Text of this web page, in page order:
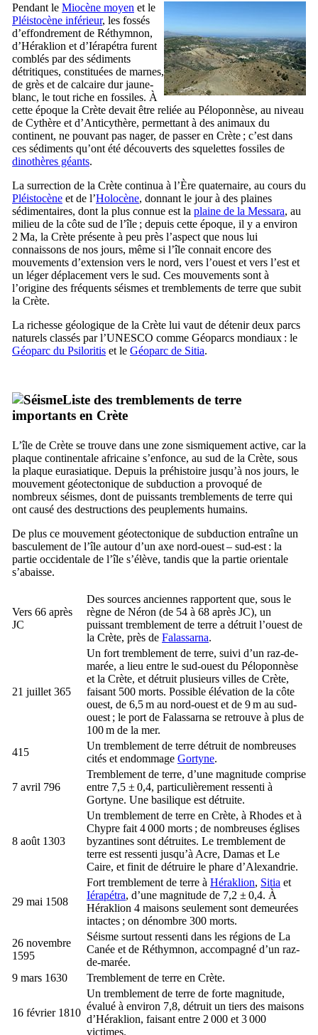
Pendant le Miocène moyen et le
Pléistocène inférieur, les fossés
d’effondrement de Réthymnon,
d’Héraklion et d’Iérapétra furent
comblés par des sédiments
détritiques, constituées de marnes,
de grès et de calcaire dur jaune-
blanc, le tout riche en fossiles. À
cette époque la Crète devait être reliée au Péloponnèse, au niveau
de Cythère et d’Anticythère, permettant à des animaux du
continent, ne pouvant pas nager, de passer en Crète ; c’est dans
ces sédiments qu’ont été découverts des squelettes fossiles de
dinothères géants.
La surrection de la Crète continua à l’Ère quaternaire, au cours du
Pléistocène et de l’Holocène, donnant le jour à des plaines
sédimentaires, dont la plus connue est la plaine de la Messara, au
milieu de la côte sud de l’île ; depuis cette époque, il y a environ
2 Ma, la Crète présente à peu près l’aspect que nous lui
connaissons de nos jours, même si l’île connait encore des
mouvements d’extension vers le nord, vers l’ouest et vers l’est et
un léger déplacement vers le sud. Ces mouvements sont à
l’origine des fréquents séismes et tremblements de terre que subit
la Crète.
La richesse géologique de la Crète lui vaut de détenir deux parcs
naturels classés par l’UNESCO comme Géoparcs mondiaux : le
Géoparc du Psiloritis et le Géoparc de Sitia.
Liste des tremblements de terre
importants en Crète
L’île de Crète se trouve dans une zone sismiquement active, car la
plaque continentale africaine s’enfonce, au sud de la Crète, sous
la plaque eurasiatique. Depuis la préhistoire jusqu’à nos jours, le
mouvement géotectonique de subduction a provoqué de
nombreux séismes, dont de puissants tremblements de terre qui
ont causé des destructions des peuplements humains.
De plus ce mouvement géotectonique de subduction entraîne un
basculement de l’île autour d’un axe nord-ouest – sud-est : la
partie occidentale de l’île s’élève, tandis que la partie orientale
s’abaisse.
Vers 66 après
JC
Des sources anciennes rapportent que, sous le
règne de Néron (de 54 à 68 après JC), un
puissant tremblement de terre a détruit l’ouest de
la Crète, près de Falassarna.
21 juillet 365
Un fort tremblement de terre, suivi d’un raz-de-
marée, a lieu entre le sud-ouest du Péloponnèse
et la Crète, et détruit plusieurs villes de Crète,
faisant 500 morts. Possible élévation de la côte
ouest, de 6,5 m au nord-ouest et de 9 m au sud-
ouest ; le port de Falassarna se retrouve à plus de
100 m de la mer.
415
Un tremblement de terre détruit de nombreuses
cités et endommage Gortyne.
7 avril 796
Tremblement de terre, d’une magnitude comprise
entre 7,5 ± 0,4, particulièrement ressenti à
Gortyne. Une basilique est détruite.
8 août 1303
Un tremblement de terre en Crète, à Rhodes et à
Chypre fait 4 000 morts ; de nombreuses églises
byzantines sont détruites. Le tremblement de
terre est ressenti jusqu’à Acre, Damas et Le
Caire, et finit de détruire le phare d’Alexandrie.
29 mai 1508
Fort tremblement de terre à Héraklion, Sitia et
Iérapétra, d’une magnitude de 7,2 ± 0,4. À
Héraklion 4 maisons seulement sont demeurées
intactes ; on dénombre 300 morts.
26 novembre
1595
Séisme surtout ressenti dans les régions de La
Canée et de Réthymnon, accompagné d’un raz-
de-marée.
9 mars 1630
Tremblement de terre en Crète.
16 février 1810
Un tremblement de terre de forte magnitude,
évalué à environ 7,8, détruit un tiers des maisons
d’Héraklion, faisant entre 2 000 et 3 000
victimes.